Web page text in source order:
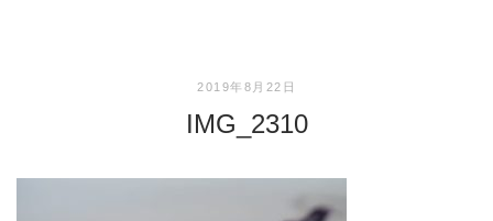
2019年8月22日
IMG_2310